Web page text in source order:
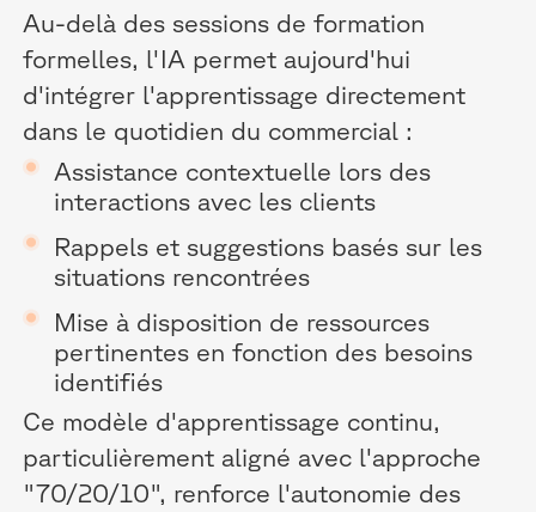
Au-delà des sessions de formation
formelles, l'IA permet aujourd'hui
d'intégrer l'apprentissage directement
dans le quotidien du commercial :
Assistance contextuelle lors des
interactions avec les clients
Rappels et suggestions basés sur les
situations rencontrées
Mise à disposition de ressources
pertinentes en fonction des besoins
identifiés
Ce modèle d'apprentissage continu,
particulièrement aligné avec l'approche
"70/20/10", renforce l'autonomie des